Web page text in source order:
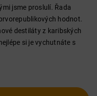
jsme proslulí. Řada
hodnot.
destiláty z karibských
si je vychutnáte s